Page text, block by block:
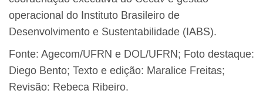
operacional do Instituto Brasileiro de
Desenvolvimento e Sustentabilidade (IABS).
Fonte: Agecom/UFRN e DOL/UFRN; Foto destaque:
Diego Bento; Texto e edição: Maralice Freitas;
Revisão: Rebeca Ribeiro.